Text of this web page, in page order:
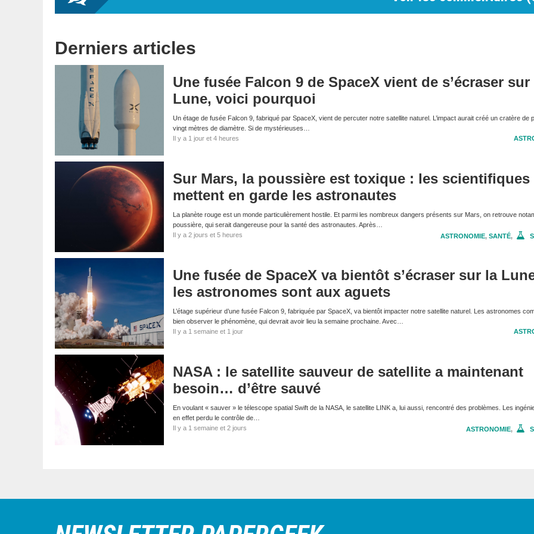
Derniers articles
Une fusée Falcon 9 de SpaceX vient de s’écraser sur
Lune, voici pourquoi
Un étage de fusée Falcon 9, fabriqué par SpaceX, vient de percuter notre satellite naturel. L’impact aurait créé un cratère de
vingt mètres de diamètre. Si de mystérieuses…
Il y a 1 jour et 4 heures
Sur Mars, la poussière est toxique : les scientifiques
mettent en garde les astronautes
La planète rouge est un monde particulièrement hostile. Et parmi les nombreux dangers présents sur Mars, on retrouve
poussière, qui serait dangereuse pour la santé des astronautes. Après…
Il y a 2 jours et 5 heures
ASTRONOMIE, SANTÉ,
Une fusée de SpaceX va bientôt s’écraser sur la
les astronomes sont aux aguets
L’étage supérieur d’une fusée Falcon 9, fabriquée par SpaceX, va bientôt impacter notre satellite naturel. Les astronomes
bien observer le phénomène, qui devrait avoir lieu la semaine prochaine. Avec…
Il y a 1 semaine et 1 jour
NASA : le satellite sauveur de satellite a maintenant
besoin… d’être sauvé
En voulant « sauver » le télescope spatial Swift de la NASA, le satellite LINK a, lui aussi, rencontré des problèmes. Les
en effet perdu le contrôle de…
Il y a 1 semaine et 2 jours
ASTRONOMIE,